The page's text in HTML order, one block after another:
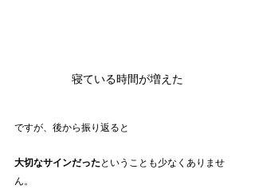
寝ている時間が増えた
ですが、後から振り返ると
大切なサインだったということも少なくありませ
ん。